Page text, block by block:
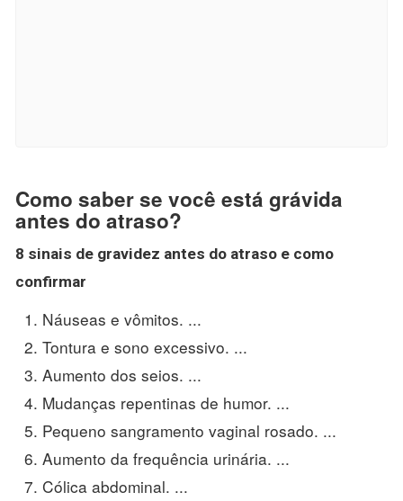
Como saber se você está grávida
antes do atraso?
8 sinais de gravidez antes do atraso e como
confirmar
Náuseas e vômitos. ...
Tontura e sono excessivo. ...
Aumento dos seios. ...
Mudanças repentinas de humor. ...
Pequeno sangramento vaginal rosado. ...
Aumento da frequência urinária. ...
Cólica abdominal. ...